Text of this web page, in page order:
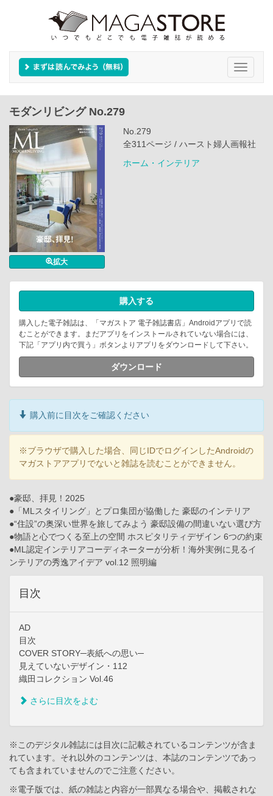
Toggle
モダンリビング No.279
拡大
No.279
全311ページ / ハースト婦人画報社
ホーム・インテリア
購入する
購入した電子雑誌は、「マガストア 電子雑誌書店」Androidアプリで読
むことができます。まだアプリをインストールされていない場合には、
下記「アプリ内で買う」ボタンよりアプリをダウンロードして下さい。
ダウンロード
購入前に目次をご確認ください
※ブラウザで購入した場合、同じIDでログインしたAndroidの
マガストアアプリでないと雑誌を読むことができません。
●豪邸、拝見！2025
●「MLスタイリング」とプロ集団が協働した 豪邸のインテリア
●“住設”の奥深い世界を旅してみよう 豪邸設備の間違いない選び方
●物語と心でつくる至上の空間 ホスピタリティデザイン 6つの約束
●ML認定インテリアコーディネーターが分析！海外実例に見るイ
ンテリアの秀逸アイデア vol.12 照明編
目次
AD
目次
COVER STORY─表紙への思い─
見えていないデザイン・112
織田コレクション Vol.46
さらに目次をよむ
※このデジタル雑誌には目次に記載されているコンテンツが含ま
れています。それ以外のコンテンツは、本誌のコンテンツであっ
ても含まれていませんのでご注意ください。
※電子版では、紙の雑誌と内容が一部異なる場合や、掲載されな